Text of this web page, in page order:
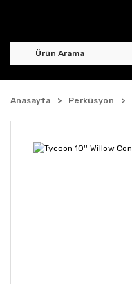
Anasayfa Perküsyon